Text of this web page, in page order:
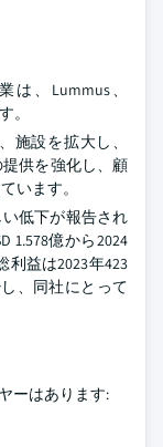
、Lummus、
。
施設を拡大し、
供を強化し、顧
います。
低下が報告され
1.578億から2024
益は2023年423
、同社にとって
ーはあります: